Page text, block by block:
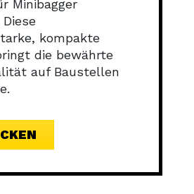
Minibagger
kompakte
die bewährte
auf Baustellen